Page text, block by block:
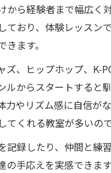
から経験者まで幅広く
ており、体験レッスン
ます。
ズ、ヒップホップ、K-
ルからスタートすると
力やリズム感に自信が
てくれる教室が多いので
記録したり、仲間と練
の手応えを実感できま